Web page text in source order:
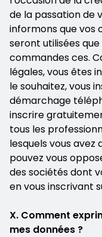
de la passation de
informons que vos
seront utilisées
commandes ces.
légales, vous êtes
le souhaitez, vous
démarchage
inscrire
tous les
lesquels vous avez
pouvez vous
des sociétés dont
en vous inscrivant
X. Comment
mes données ?